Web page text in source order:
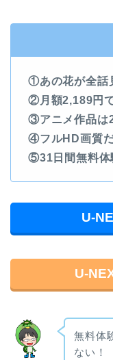
①あの花が全話
②月額2,189円
③アニメ作品は
④フルHD画質
⑤31日間無料体
U-
U-
無料体
ない！